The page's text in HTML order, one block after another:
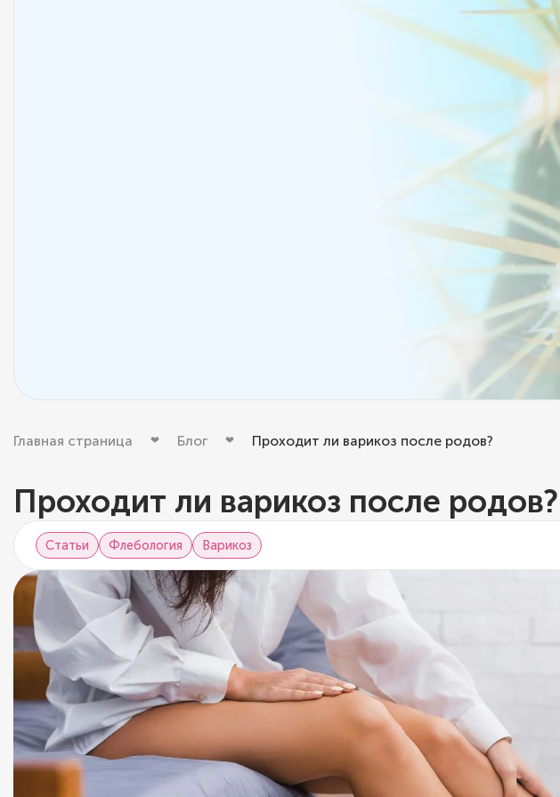
Главная страница Блог Проходит ли варикоз после родов?
Проходит ли варикоз после родов?
Статьи Флебология Варикоз